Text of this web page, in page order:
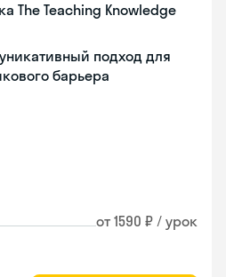
The Teaching Knowledge
подход для
барьера
от 1590 ₽ / урок